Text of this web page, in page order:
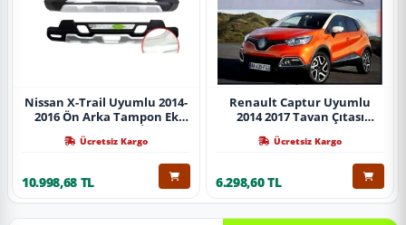
Nissan X-Trail Uyumlu 2014-
2016 Ön Arka Tampon Ek
Koruma Difüzör İthal
Ücretsiz Kargo
10.998,68 TL
Renault Captur Uyumlu
2014 2017 Tavan Çıtası
Ücretsiz Kargo
6.298,60 TL